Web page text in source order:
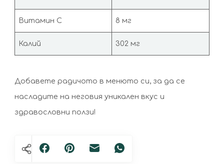
Витамин С 8 мг
Калий 302 мг
Добавете радичото в менюто си, за да се
насладите на неговия уникален вкус и
здравословни ползи!